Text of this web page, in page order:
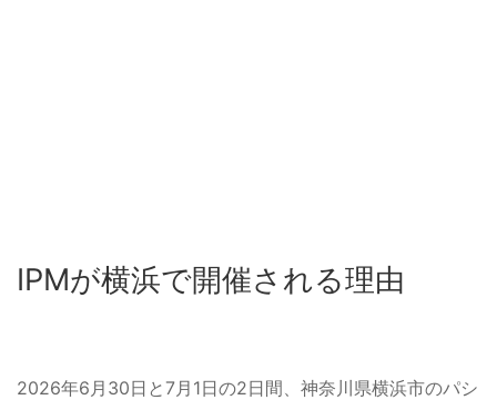
IPMが横浜で開催される理由
2026年6月30日と7月1日の2日間、神奈川県横浜市のパシ